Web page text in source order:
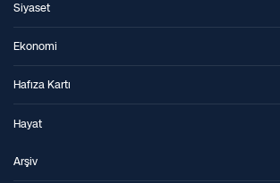
Siyaset
Ekonomi
Hafıza Kartı
Hayat
Arşiv